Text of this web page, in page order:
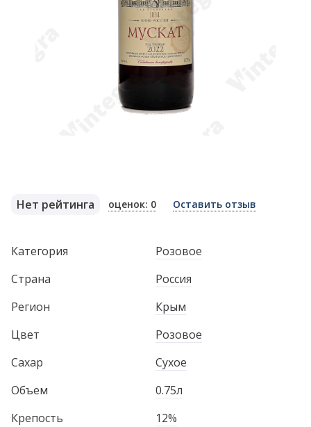
Нет рейтинга оценок: 0 Оставить отзыв
Категория
Розовое
Страна
Россия
Регион
Крым
Цвет
Розовое
Сахар
Сухое
Объем
0.75л
Крепость
12%